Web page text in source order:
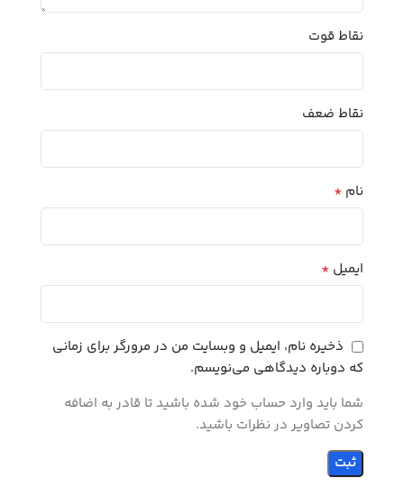
نقاط قوت
نقاط ضعف
نام *
ایمیل *
ذخیره نام، ایمیل و وبسایت من در مرورگر برای زمانی
که دوباره دیدگاهی می‌نویسم.
شما باید وارد حساب خود شده باشید تا قادر به اضافه
کردن تصاویر در نظرات باشید.